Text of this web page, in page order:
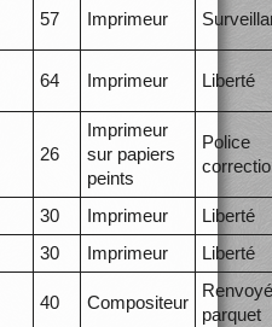
57 Imprimeur
64 Imprimeur Liberté
26
Imprimeur
sur papiers
peints
Police
30 Imprimeur
Liberté
30 Imprimeur Liberté
40 Compositeur
parquet